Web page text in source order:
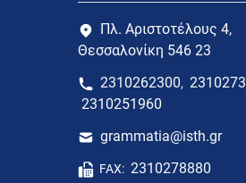
Πλ. Αριστοτέλους 4,
Θεσσαλονίκη 546 23
2310262300,
2310251960
grammatia@isth.gr
FAX: 2310278880